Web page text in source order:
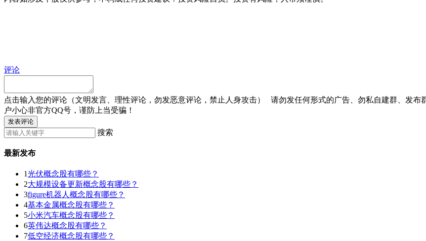
评论
点击输入您的评论（文明发言、理性评论，勿发恶意评论，禁止人身攻击） 请勿发任何形式的广告、勿私自建群、发布
户小心非官方QQ号，谨防上当受骗！
发表评论
搜索
最新发布
1光伏概念股有哪些？
2大规模设备更新概念股有哪些？
3figure机器人概念股有哪些？
4基本金属概念股有哪些？
5小米汽车概念股有哪些？
6英伟达概念股有哪些？
7低空经济概念股有哪些？